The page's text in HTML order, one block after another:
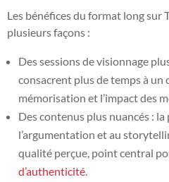
Les bénéfices du format long sur
plusieurs façons :
Des sessions de visionnage
consacrent plus de temps à un
mémorisation et l’impact des
Des contenus plus nuancés : la
l’argumentation et au
qualité perçue, point central
d’authenticité.